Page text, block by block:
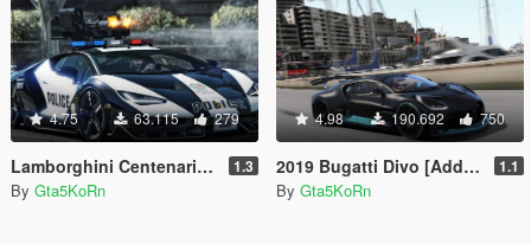
4.75 63.115 279
Lamborghini Centenario Lp770-4 Police 👮 LSPD 1.3
By Gta5KoRn
4.98 190.692 750
2019 Bugatti Divo [Add-On] 1.1
By Gta5KoRn